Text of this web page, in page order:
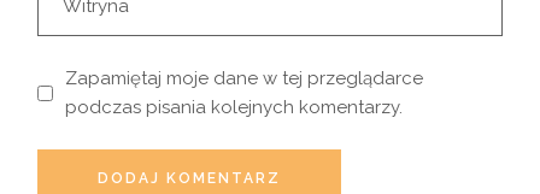
Zapamiętaj moje dane w tej przeglądarce
podczas pisania kolejnych komentarzy.
DODAJ KOMENTARZ